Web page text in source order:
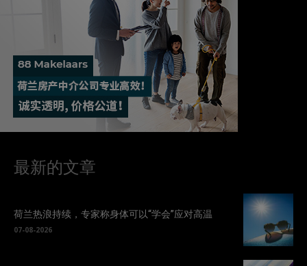
最新的文章
荷兰热浪持续，专家称身体可以“学会”应对高温
07-08-2026